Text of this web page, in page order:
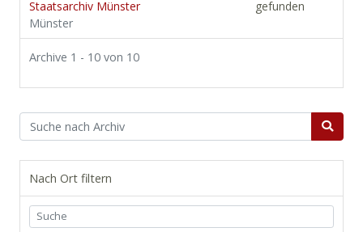
Staatsarchiv Münster
Münster
gefunden
Archive 1 - 10 von 10
Nach Ort filtern